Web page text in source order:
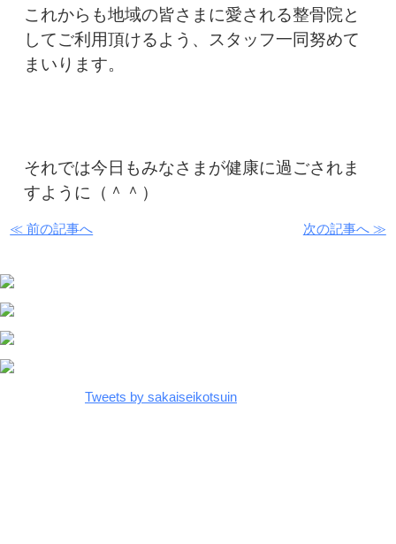
これからも地域の皆さまに愛される整骨院と
してご利用頂けるよう、スタッフ一同努めて
まいります。
それでは今日もみなさまが健康に過ごされま
すように（＾＾）
≪ 前の記事へ 次の記事へ ≫
Tweets by sakaiseikotsuin